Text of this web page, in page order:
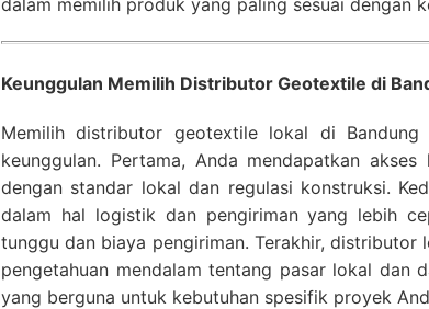
Keunggulan Memilih Distributor Geotextile di
Memilih distributor geotextile lokal di Bandung
keunggulan. Pertama, Anda mendapatkan
dengan standar lokal dan regulasi konstruksi.
dalam hal logistik dan pengiriman yang lebih
tunggu dan biaya pengiriman. Terakhir, distributor
pengetahuan mendalam tentang pasar lokal dan
yang berguna untuk kebutuhan spesifik proyek